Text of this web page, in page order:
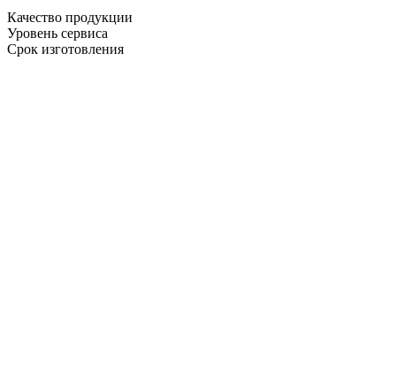
Качество продукции
Уровень сервиса
Срок изготовления